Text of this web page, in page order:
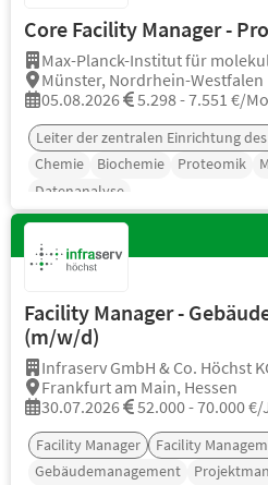
Core Facility Manager -
Max-Planck-Institut für
Münster, Nordrhein-Westfalen
05.08.2026
5.298 - 7.551 €/
Leiter der zentralen Einrichtung
Chemie
Biochemie Proteomik
Datenanalyse
Facility Manager -
(m/w/d)
Infraserv GmbH & Co. Höchst
Frankfurt am Main, Hessen
30.07.2026
52.000 - 70.000
Facility Manager Facility
Gebäudemanagement